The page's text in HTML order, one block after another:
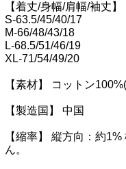
【着丈/身幅/肩幅/袖丈】
S-63.5/45/40/17
M-66/48/43/18
L-68.5/51/46/19
XL-71/54/49/20
【素材】 コットン
【製造国】 中国
【縮率】 縦方向：約
ん。